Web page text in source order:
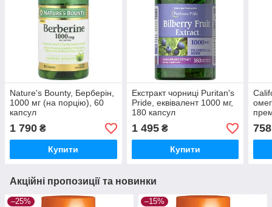
Nature's Bounty, Берберін,
1000 мг (на порцію), 60
капсул
1 790 ₴
Купити
Екстракт чорниці Puritan's
Pride, еквівалент 1000 мг,
180 капсул
1 495₴
Купити
758
Акційні пропозиції та новинки
–25% –15%